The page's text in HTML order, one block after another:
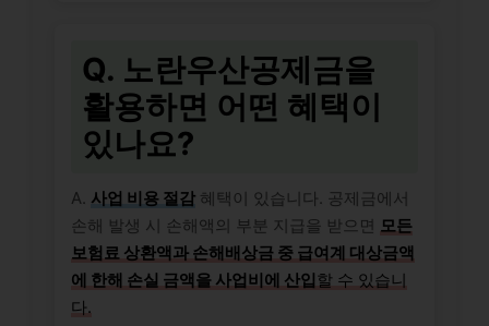
Q. 노란우산공제금을
활용하면 어떤 혜택이
있나요?
A. 사업 비용 절감 혜택이 있습니다. 공제금에서
손해 발생 시 손해액의 부분 지급을 받으면 모든
보험료 상환액과 손해배상금 중 급여계 대상금액
에 한해 손실 금액을 사업비에 산입할 수 있습니
다.